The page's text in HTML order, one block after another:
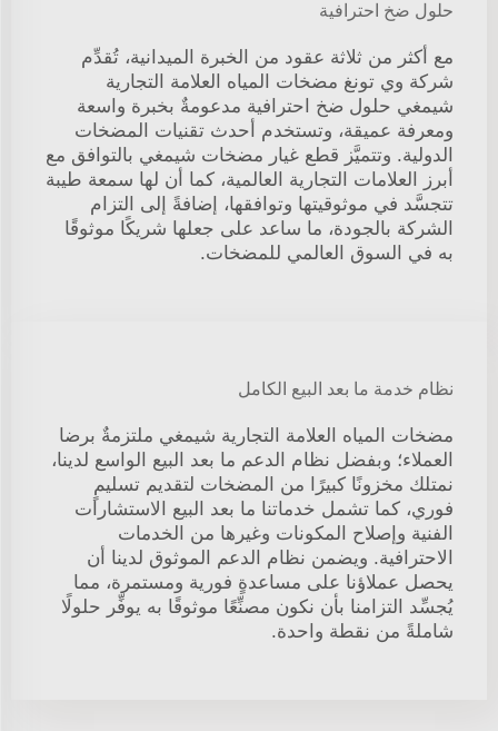
حلول ضخ احترافية
مع أكثر من ثلاثة عقود من الخبرة الميدانية، تُقدِّم
شركة وي تونغ مضخات المياه العلامة التجارية
شيمغي حلول ضخ احترافية مدعومةٌ بخبرة واسعة
ومعرفة عميقة، وتستخدم أحدث تقنيات المضخات
الدولية. وتتميَّز قطع غيار مضخات شيمغي بالتوافق مع
أبرز العلامات التجارية العالمية، كما أن لها سمعة طيبة
تتجسَّد في موثوقيتها وتوافقها، إضافةً إلى التزام
الشركة بالجودة، ما ساعد على جعلها شريكًا موثوقًا
به في السوق العالمي للمضخات.
نظام خدمة ما بعد البيع الكامل
مضخات المياه العلامة التجارية شيمغي ملتزمةٌ برضا
العملاء؛ وبفضل نظام الدعم ما بعد البيع الواسع لدينا،
نمتلك مخزونًا كبيرًا من المضخات لتقديم تسليمٍ
فوري، كما تشمل خدماتنا ما بعد البيع الاستشارات
الفنية وإصلاح المكونات وغيرها من الخدمات
الاحترافية. ويضمن نظام الدعم الموثوق لدينا أن
يحصل عملاؤنا على مساعدةٍ فورية ومستمرة، مما
يُجسِّد التزامنا بأن نكون مصنِّعًا موثوقًا به يوفِّر حلولًا
شاملةً من نقطة واحدة.